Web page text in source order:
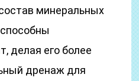
минеральных
делая его более
дренаж для